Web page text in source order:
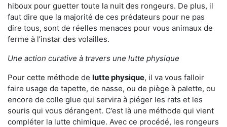
hiboux pour guetter toute la nuit des rongeurs. De plus, il
faut dire que la majorité de ces prédateurs pour ne pas
dire tous, sont de réelles menaces pour vous animaux de
ferme à l’instar des volailles.
Une action curative à travers une lutte physique
Pour cette méthode de lutte physique, il va vous falloir
faire usage de tapette, de nasse, ou de piège à palette, ou
encore de colle glue qui servira à piéger les rats et les
souris qui vous dérangent. C’est là une méthode qui vient
compléter la lutte chimique. Avec ce procédé, les rongeurs